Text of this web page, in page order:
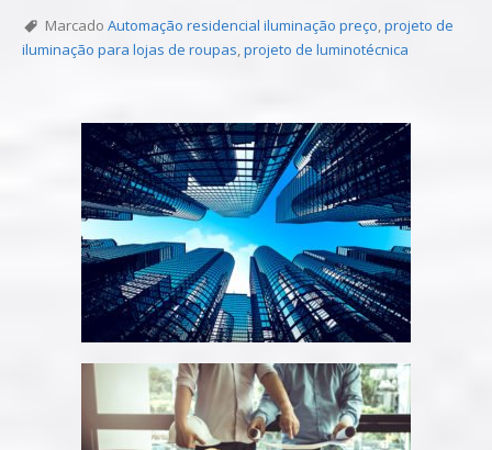
Marcado Automação residencial iluminação preço,projeto de
iluminação para lojas de roupas,projeto de luminotécnica